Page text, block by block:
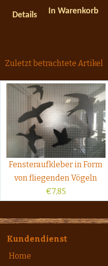
Details In Warenkorb
Zuletzt betrachtete Artikel
Fensteraufkleber in Form
von fliegenden Vögeln
€7,85
Kundendienst
Home